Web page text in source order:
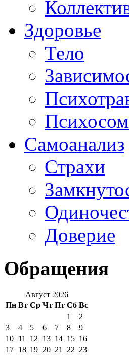
Здоровье
Тело
Самоанализ
Страхи
Доверие
Обращения
Август 2026
Пн Вт Ср Чт Пт Сб Вс
1
2
3
4 5 6 7 8
9
10 11 12 13 14 15 16
17 18 19 20 21 22 23